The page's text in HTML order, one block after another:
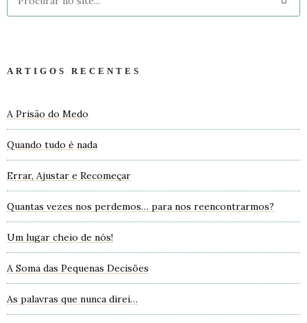
ARTIGOS RECENTES
A Prisão do Medo
Quando tudo é nada
Errar, Ajustar e Recomeçar
Quantas vezes nos perdemos… para nos reencontrarmos?
Um lugar cheio de nós!
A Soma das Pequenas Decisões
As palavras que nunca direi…